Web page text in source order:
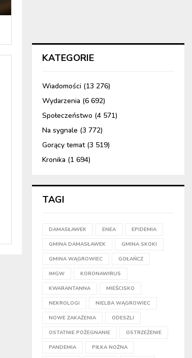
KATEGORIE
Wiadomości (13 276)
Wydarzenia (6 692)
Społeczeństwo (4 571)
Na sygnale (3 772)
Gorący temat(3 519)
Kronika (1 694)
TAGI
DAMASŁAWEK ENEA EPIDEMIA
GMINA DAMASŁAWEK GMINA SKOKI
GMINA WĄGROWIEC GOŁAŃCZ
IMGW KORONAWIRUS
KWARANTANNA MIEŚCISKO
NEKROLOGI NIELBA WĄGROWIEC
NOWE ZAKAŻENIA ODESZLI
OSTATNIE POŻEGNANIE OSTRZEŻENIE
PANDEMIA PIŁKA NOŻNA